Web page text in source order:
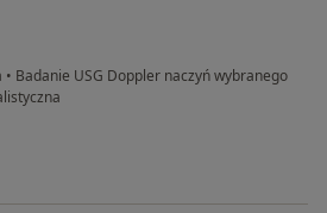
• Badanie USG Doppler naczyń wybranego